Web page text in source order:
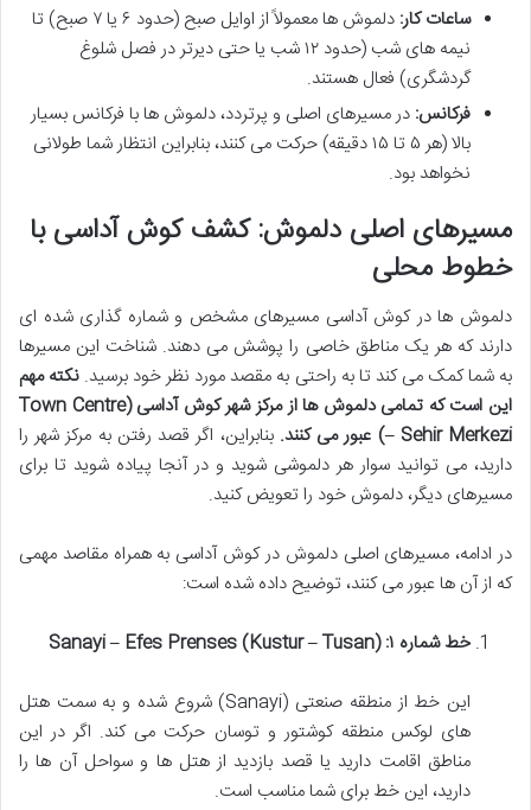
ساعات کار:
دلموش ها معمولاً از اوایل صبح (حدود ۶ یا ۷ صبح) تا
نیمه های شب (حدود ۱۲ شب یا حتی دیرتر در فصل شلوغ
گردشگری) فعال هستند.
فرکانس: در مسیرهای اصلی و پرتردد، دلموش ها با فرکانس بسیار
بالا (هر ۵ تا ۱۵ دقیقه) حرکت می کنند، بنابراین انتظار شما طولانی
نخواهد بود.
مسیرهای اصلی دلموش: کشف کوش آداسی با
خطوط محلی
دلموش ها در کوش آداسی مسیرهای مشخص و شماره گذاری شده ای
دارند که هر یک مناطق خاصی را پوشش می دهند. شناخت این مسیرها
به شما کمک می کند تا به راحتی به مقصد مورد نظر خود برسید. نکته مهم
این است که تمامی دلموش ها از مرکز شهر کوش آداسی (Town Centre
– Sehir Merkezi) عبور می کنند.
بنابراین، اگر قصد رفتن به مرکز شهر را
دارید، می توانید سوار هر دلموشی شوید و در آنجا پیاده شوید تا برای
مسیرهای دیگر، دلموش خود را تعویض کنید.
در ادامه، مسیرهای اصلی دلموش در کوش آداسی به همراه مقاصد مهمی
که از آن ها عبور می کنند، توضیح داده شده است:
خط شماره ۱: Sanayi – Efes Prenses (Kustur – Tusan)
این خط از منطقه صنعتی (Sanayi) شروع شده و به سمت هتل
های لوکس منطقه کوشتور و توسان حرکت می کند. اگر در این
مناطق اقامت دارید یا قصد بازدید از هتل ها و سواحل آن ها را
دارید، این خط برای شما مناسب است.